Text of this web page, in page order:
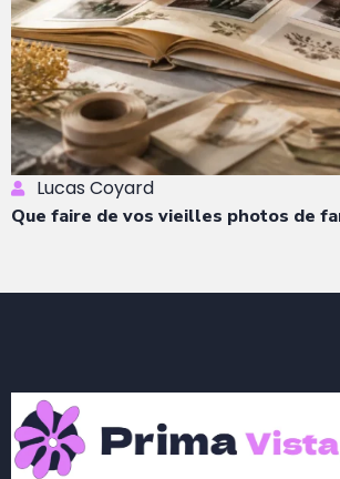
Lucas Coyard
Que faire de vos vieilles photos de